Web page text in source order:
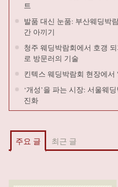
트
발품 대신 눈품: 부산웨딩박
간 아끼기
청주 웨딩박람회에서 호갱
로 방문러의 기술
킨텍스 웨딩박람회 현장에
‘개성’을 파는 시장: 서울웨
진화
주요 글 최근 글